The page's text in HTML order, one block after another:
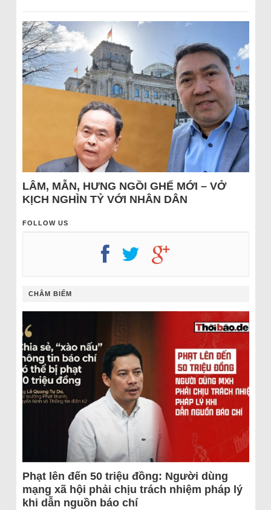
LÂM, MẪN, HƯNG NGỒI GHẾ MỚI – VỞ
KỊCH NGHÌN TỶ VỚI NHÂN DÂN
FOLLOW US
CHÂM BIẾM
Phạt lên đến 50 triệu đồng: Người dùng
mạng xã hội phải chịu trách nhiệm pháp lý
khi dẫn nguồn báo chí